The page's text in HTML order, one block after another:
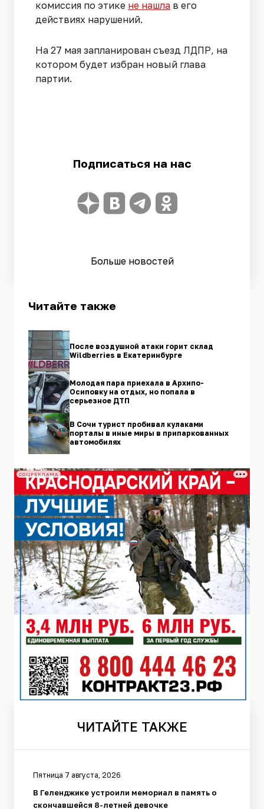
комиссия по этике не нашла в его
действиях нарушений.
На 27 мая запланирован съезд ЛДПР, на
котором будет избран новый глава
партии.
Подписаться на нас
Больше новостей
Читайте также
После воздушной атаки горит склад
Wildberries в Екатеринбурге
Молодая пара приехала в Архипо-
Осиповку на отдых, но попала в
серьезное ДТП
В Сочи турист пробивал кулаками
порталы в иные миры в припаркованных
автомобилях
СОЦРЕКЛАМА
ЧИТАЙТЕ ТАКЖЕ
Пятница 7 августа, 2026
В Геленджике устроили мемориал в память о
скончавшейся 8-летней девочке